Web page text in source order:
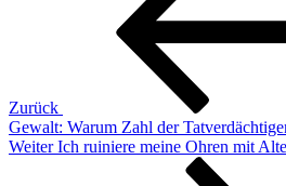
Zurück
Gewalt: Warum Zahl der
Nächster
Weiter Ich ruiniere meine Ohren mit